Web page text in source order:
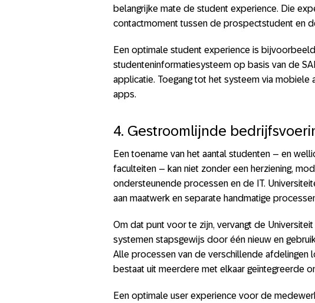
belangrijke mate de student experience. Die
contactmoment tussen de prospectstudent en
Een optimale student experience is
studenteninformatiesysteem op basis van de
applicatie. Toegang tot het systeem via mobiele
apps.
4. Gestroomlijnde
Een toename van het aantal studenten – en
faculteiten – kan niet zonder een herziening,
ondersteunende processen en de IT.
aan maatwerk en separate handmatige
Om dat punt voor te zijn, vervangt de
systemen stapsgewijs door één nieuw en
Alle processen van de verschillende afdelingen
bestaat uit meerdere met elkaar geïntegreerde
Een optimale user experience voor de